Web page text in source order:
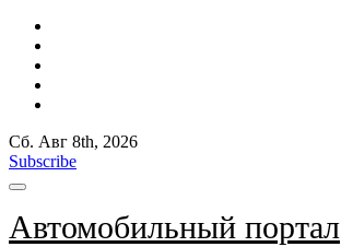
Сб. Авг 8th, 2026
Subscribe
Автомобильный портал